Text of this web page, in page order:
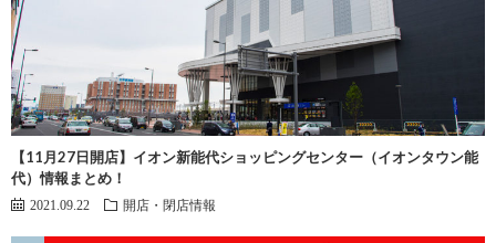
【11月27日開店】イオン新能代ショッピングセンター（イオンタウン能
代）情報まとめ！
2021.09.22 開店・閉店情報